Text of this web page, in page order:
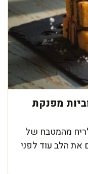
מפנקת
מהמטבח של
הלב עוד לפני